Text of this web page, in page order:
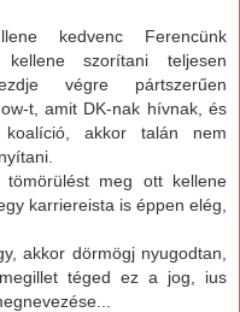
kedvenc Ferencünk
szorítani teljesen
végre pártszerűen
t, amit DK-nak hívnak, és
akkor talán nem
meg ott kellene
karriereista is éppen elég,
akkor dörmögj nyugodtan,
téged ez a jog, ius